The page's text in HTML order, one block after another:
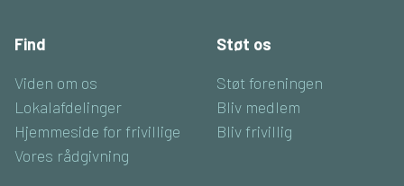
Find
Viden om os
Lokalafdelinger
Hjemmeside for frivillige
Vores rådgivning
Støt os
Støt foreningen
Bliv medlem
Bliv frivillig